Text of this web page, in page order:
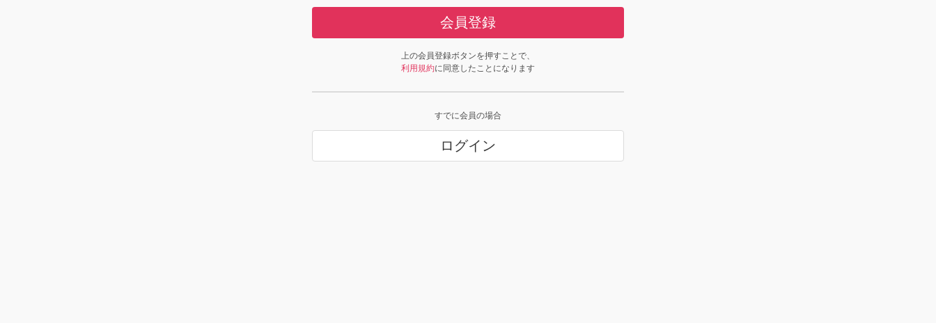
会員登録
上の会員登録ボタンを押すことで、
利用規約に同意したことになります
すでに会員の場合
ログイン